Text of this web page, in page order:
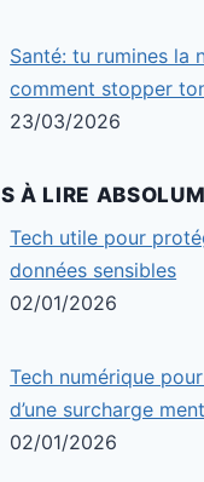
Santé: tu rumines la
comment stopper
23/03/2026
À LIRE
Tech utile pour
données sensibles
02/01/2026
Tech numérique
d’une surcharge
02/01/2026